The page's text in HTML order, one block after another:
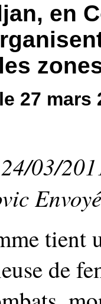
en
les
27 mars
03/
tient
de